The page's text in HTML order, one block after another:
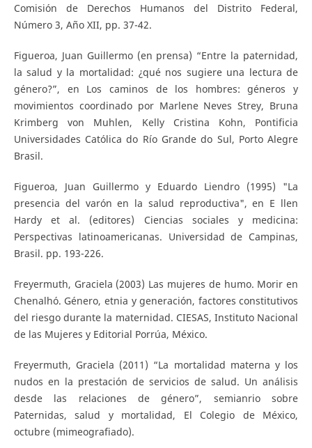
Comisión de Derechos Humanos del Distrito Federal,
Número 3, Año XII, pp. 37-42.
Figueroa, Juan Guillermo (en prensa) “Entre la paternidad,
la salud y la mortalidad: ¿qué nos sugiere una lectura de
género?”, en Los caminos de los hombres: géneros y
movimientos coordinado por Marlene Neves Strey, Bruna
Krimberg von Muhlen, Kelly Cristina Kohn, Pontificia
Universidades Católica do Río Grande do Sul, Porto Alegre
Brasil.
Figueroa, Juan Guillermo y Eduardo Liendro (1995) "La
presencia del varón en la salud reproductiva", en E llen
Hardy et al. (editores) Ciencias sociales y medicina:
Perspectivas latinoamericanas. Universidad de Campinas,
Brasil. pp. 193-226.
Freyermuth, Graciela (2003) Las mujeres de humo. Morir en
Chenalhó. Género, etnia y generación, factores constitutivos
del riesgo durante la maternidad. CIESAS, Instituto Nacional
de las Mujeres y Editorial Porrúa, México.
Freyermuth, Graciela (2011) “La mortalidad materna y los
nudos en la prestación de servicios de salud. Un análisis
desde las relaciones de género”, semianrio sobre
Paternidas, salud y mortalidad, El Colegio de México,
octubre (mimeografiado).